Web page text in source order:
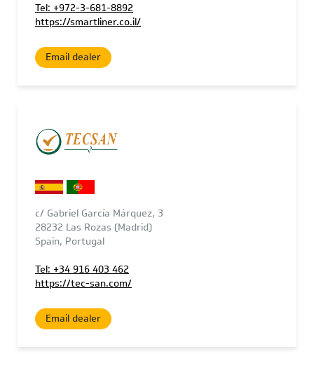
Tel: +972-3-681-8892
https://smartliner.co.il/
Email dealer
c/ Gabriel García Márquez, 3
28232 Las Rozas (Madrid)
Spain, Portugal
Tel: +34 916 403 462
https://tec-san.com/
Email dealer